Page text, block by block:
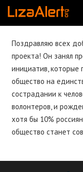
Поздравляю всех
проекта! Он занял
инициатив,
общество на
сострадании к
волонтеров, и
хотя бы 10%
общество станет